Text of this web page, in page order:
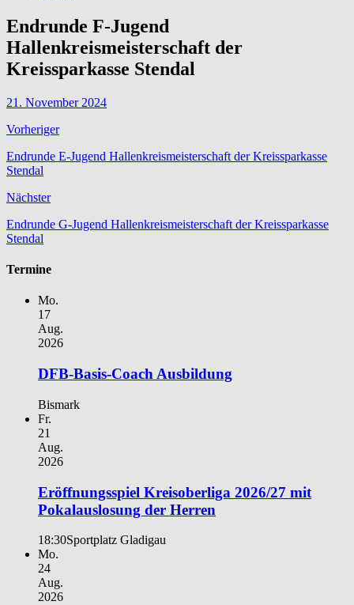
Endrunde F-Jugend
Hallenkreismeisterschaft der
Kreissparkasse Stendal
21. November 2024
Vorheriger
Endrunde E-Jugend Hallenkreismeisterschaft der Kreissparkasse
Stendal
Nächster
Endrunde G-Jugend Hallenkreismeisterschaft der Kreissparkasse
Stendal
Termine
Mo.
17
Aug.
2026
DFB-Basis-Coach Ausbildung
Bismark
Fr.
21
Aug.
2026
Eröffnungsspiel Kreisoberliga 2026/27 mit
Pokalauslosung der Herren
18:30Sportplatz Gladigau
Mo.
24
Aug.
2026